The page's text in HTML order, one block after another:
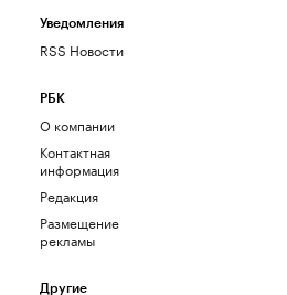
Уведомления
RSS Новости
РБК
О компании
Контактная
информация
Редакция
Размещение
рекламы
Другие